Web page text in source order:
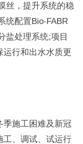
丝，提升系统的稳
统配置Bio-FABR
盐处理系统;项目
运行和出水水质更
季施工困难及新冠
工、调试、试运行